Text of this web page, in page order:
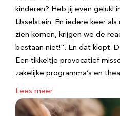
kinderen? Heb jij even geluk!
IJsselstein. En iedere keer
zien komen, krijgen we de
bestaan niet!”. En dat klopt.
Een tikkeltje provocatief
zakelijke programma’s en
Lees meer